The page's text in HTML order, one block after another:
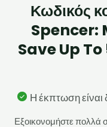
Κωδικός
Spencer:
Save Up
Η έκπτωση είναι
Εξοικονομήστε πολλά